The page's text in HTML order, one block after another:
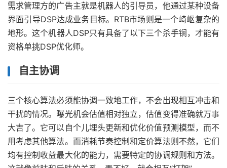
需求管理方的广告主就是机器人的引导员，他通过某种设备
界面引导DSP达成业务目标。RTB市场则是一个崎岖复杂的
地形。这个机器人DSP只有具备了以下三个杀手锏，才能有
资格单挑DSP优化师。
自主协调
三个核心算法必须能协调一致地工作，不会出现相互冲击和
干扰的情况。曝光机会估值相对独立，估值变得准确就万事
大吉了。它可以自个儿埋头更新和优化价值预测模型，而不
用考虑其他算法。而消耗节奏控制和定价算法则不然，它们
均有控制收益最大化的能力，需要特定的协调规则和方法。